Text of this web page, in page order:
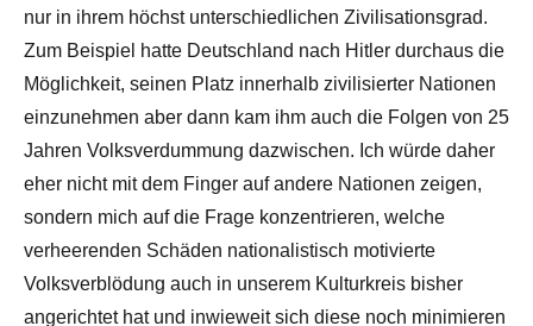
nur in ihrem höchst unterschiedlichen Zivilisationsgrad.
Zum Beispiel hatte Deutschland nach Hitler durchaus die
Möglichkeit, seinen Platz innerhalb zivilisierter Nationen
einzunehmen aber dann kam ihm auch die Folgen von 25
Jahren Volksverdummung dazwischen. Ich würde daher
eher nicht mit dem Finger auf andere Nationen zeigen,
sondern mich auf die Frage konzentrieren, welche
verheerenden Schäden nationalistisch motivierte
Volksverblödung auch in unserem Kulturkreis bisher
angerichtet hat und inwieweit sich diese noch minimieren